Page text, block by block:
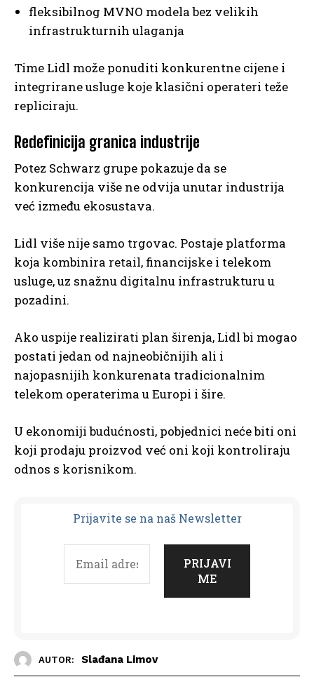
fleksibilnog MVNO modela bez velikih
infrastrukturnih ulaganja
Time Lidl može ponuditi konkurentne cijene i
integrirane usluge koje klasični operateri teže
repliciraju.
Redefinicija granica industrije
Potez Schwarz grupe pokazuje da se
konkurencija više ne odvija unutar industrija
već između ekosustava.
Lidl više nije samo trgovac. Postaje platforma
koja kombinira retail, financijske i telekom
usluge, uz snažnu digitalnu infrastrukturu u
pozadini.
Ako uspije realizirati plan širenja, Lidl bi mogao
postati jedan od najneobičnijih ali i
najopasnijih konkurenata tradicionalnim
telekom operaterima u Europi i šire.
U ekonomiji budućnosti, pobjednici neće biti oni
koji prodaju proizvod već oni koji kontroliraju
odnos s korisnikom.
Prijavite se na naš Newsletter
AUTOR: Slađana Limov